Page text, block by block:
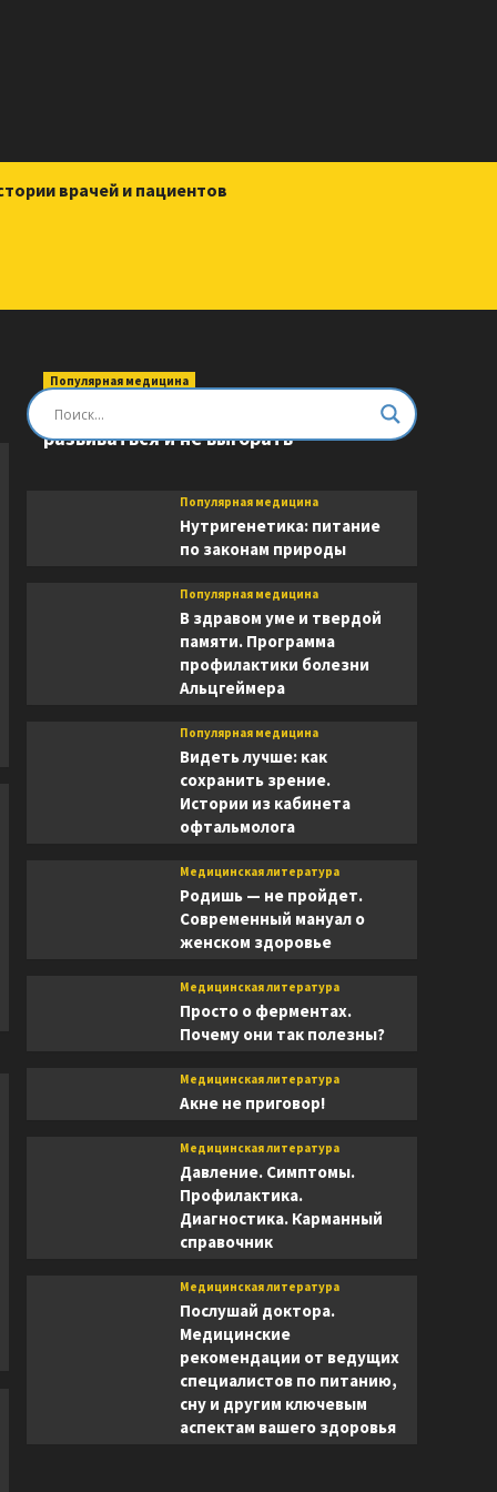
врачей и пациентов
Популярная медицина
Быть врачом. Как помогать,
развиваться и не выгорать
Популярная медицина
Нутригенетика: питание
по законам природы
Популярная медицина
В здравом уме и твердой
памяти. Программа
профилактики болезни
Альцгеймера
Популярная медицина
Видеть лучше: как
сохранить зрение.
Истории из кабинета
офтальмолога
Медицинская литература
Родишь — не пройдет.
Современный мануал о
женском здоровье
Медицинская литература
Просто о ферментах.
Почему они так полезны?
Медицинская литература
Акне не приговор!
Медицинская литература
Давление. Симптомы.
Профилактика.
Диагностика. Карманный
справочник
Медицинская литература
Послушай доктора.
Медицинские
рекомендации от ведущих
специалистов по питанию,
сну и другим ключевым
аспектам вашего здоровья